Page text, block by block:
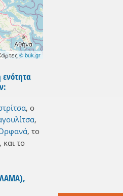
© buk.gr
ενότητα
, ο
,
, το
, και το